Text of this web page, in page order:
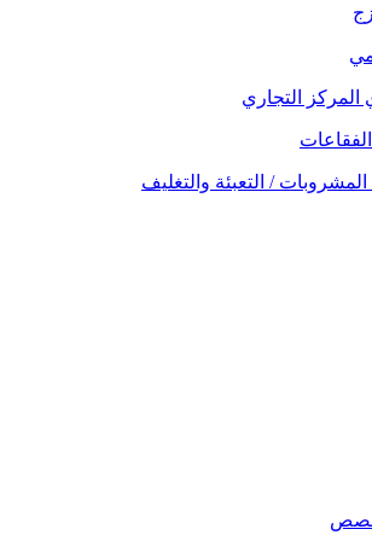
التجاري
/ التعبئة والتغليف